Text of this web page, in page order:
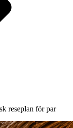
reseplan för par